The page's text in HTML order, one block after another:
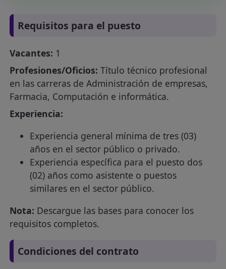
Requisitos para el puesto
Vacantes: 1
Profesiones/Oficios: Título técnico profesional
en las carreras de Administración de empresas,
Farmacia, Computación e informática.
Experiencia:
Experiencia general mínima de tres (03)
años en el sector público o privado.
Experiencia específica para el puesto dos
(02) años como asistente o puestos
similares en el sector público.
Nota: Descargue las bases para conocer los
requisitos completos.
Condiciones del contrato